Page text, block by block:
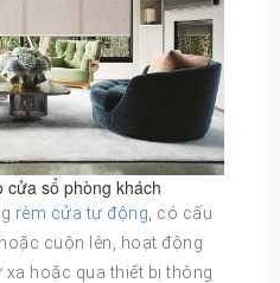
cửa sổ phòng khách
rèm cửa tự động , có cấu
cuộn lên, hoạt động
hoặc qua thiết bị thông